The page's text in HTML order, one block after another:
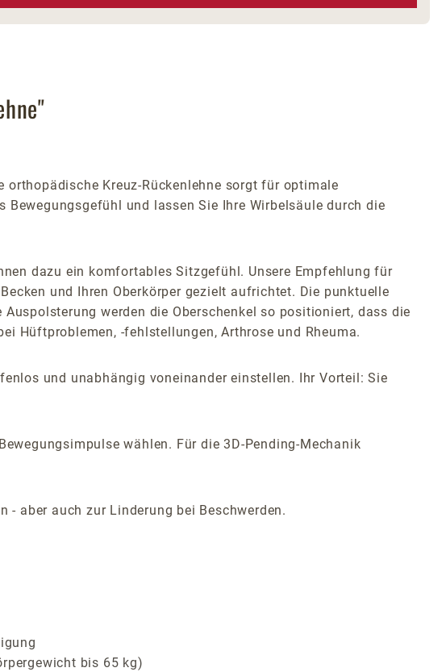
orthopädische Kreuz-Rückenlehne sorgt für optimale
und lassen Sie Ihre Wirbelsäule durch die
dazu ein komfortables Sitzgefühl. Unsere Empfehlung für
und Ihren Oberkörper gezielt aufrichtet. Die punktuelle
werden die Oberschenkel so positioniert, dass die
Hüftproblemen, -fehlstellungen, Arthrose und Rheuma.
und unabhängig voneinander einstellen. Ihr Vorteil: Sie
wählen. Für die 3D-Pending-Mechanik
aber auch zur Linderung bei Beschwerden.
bis 65 kg)